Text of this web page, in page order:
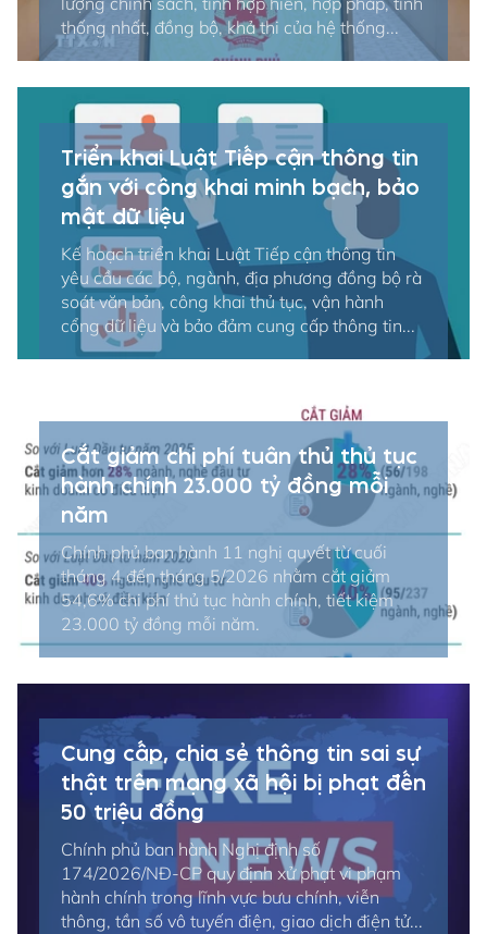
thống nhất, đồng bộ, khả thi của hệ thống...
Triển khai Luật Tiếp cận thông tin
gắn với công khai minh bạch, bảo
mật dữ liệu
Kế hoạch triển khai Luật Tiếp cận thông tin
yêu cầu các bộ, ngành, địa phương đồng bộ rà
soát văn bản, công khai thủ tục, vận hành
cổng dữ liệu và bảo đảm cung cấp thông tin...
Cắt giảm chi phí tuân thủ thủ tục
hành chính 23.000 tỷ đồng mỗi
năm
Chính phủ ban hành 11 nghị quyết từ cuối
tháng 4 đến tháng 5/2026 nhằm cắt giảm
54,6% chi phí thủ tục hành chính, tiết kiệm
23.000 tỷ đồng mỗi năm.
Cung cấp, chia sẻ thông tin sai sự
thật trên mạng xã hội bị phạt đến
50 triệu đồng
Chính phủ ban hành Nghị định số
174/2026/NĐ-CP quy định xử phạt vi phạm
hành chính trong lĩnh vực bưu chính, viễn
thông, tần số vô tuyến điện, giao dịch điện tử...